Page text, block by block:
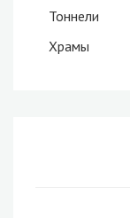
Тоннели
Храмы